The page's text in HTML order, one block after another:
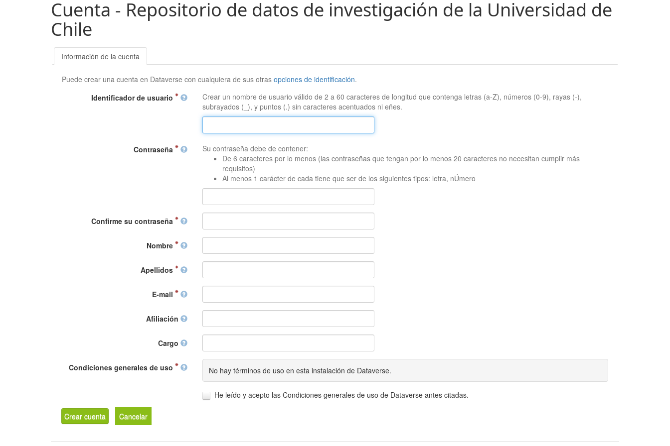
Cuenta - Repositorio de datos de investigación de la Universidad de
Chile
Información de la cuenta
Puede crear una cuenta en Dataverse con cualquiera de sus otrasopciones de identificación.
Identificador de usuario
Crear un nombre de usuario válido de 2 a 60 caracteres de longitud que contenga letras (a-Z), números (0-9), rayas (-),
subrayados (_), y puntos (.) sin caracteres acentuados ni eñes.
Contraseña
Su contraseña debe de contener:
De 6 caracteres por lo menos (las contraseñas que tengan por lo menos 20 caracteres no necesitan cumplir más
requisitos)
Al menos 1 carácter de cada tiene que ser de los siguientes tipos: letra, nÚmero
Confirme su contraseña
Nombre
Apellidos
E-mail
Afiliación
Cargo
Condiciones generales de uso No hay términos de uso en esta instalación de Dataverse.
He leído y acepto las Condiciones generales de uso de Dataverse antes citadas.
Crear cuenta Cancelar